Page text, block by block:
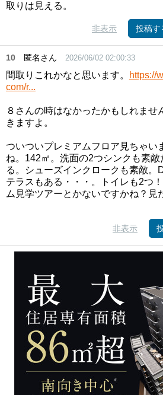
取りは見える。
非表示 投稿す
10 匿名さん 2026/06/02 02:00:33
間取りこれかなと思います。
https://
com/r...
８さんの時はなかったかもしれませ
きますよ。
ついついプレミアムフロア見ちゃい
ね。142㎡。洗面の2つシンクも素
る。シューズインクロークも素敵。
テラスもある・・・。トイレも2つ
ム見学ツアーとかないですかね？見
非表示